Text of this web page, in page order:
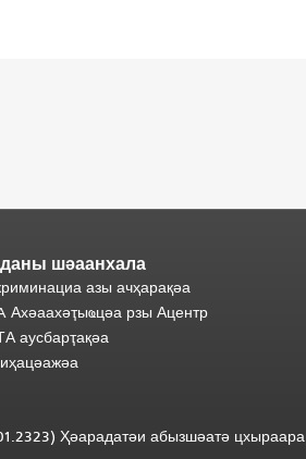
шәаанхала
азы ачҳарақәа
Ахәаахәҭыҩцәа рзы Ацентр
аусбарҭақәа
Ҳәарадатәи абызшәатә цхыраара